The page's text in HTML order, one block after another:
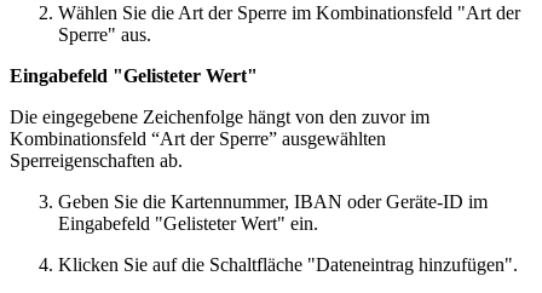
Wählen Sie die Art der Sperre im Kombinationsfeld "Art der
Sperre" aus.
Eingabefeld "Gelisteter Wert"
Die eingegebene Zeichenfolge hängt von den zuvor im
Kombinationsfeld “Art der Sperre” ausgewählten
Sperreigenschaften ab.
Geben Sie die Kartennummer, IBAN oder Geräte-ID im
Eingabefeld "Gelisteter Wert" ein.
Klicken Sie auf die Schaltfläche "Dateneintrag hinzufügen".